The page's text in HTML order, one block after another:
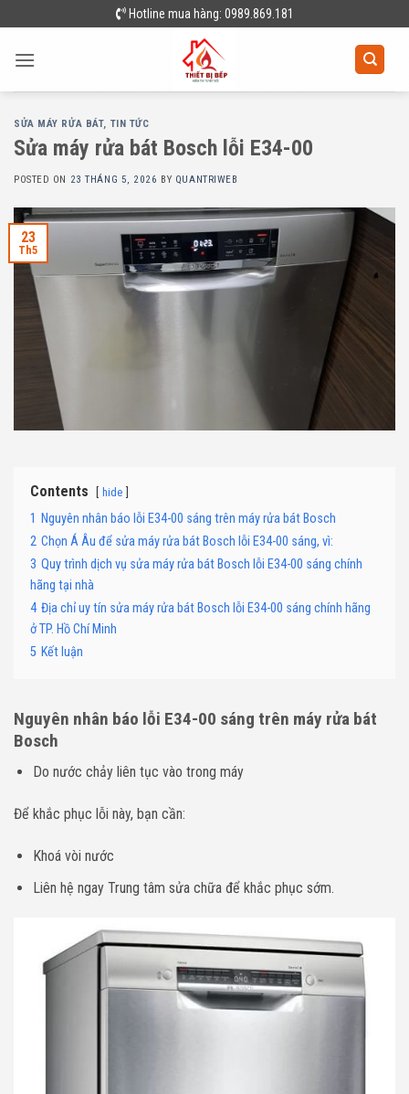
to
content
Hotline mua hàng: 0989.869.181
SỬA MÁY RỬA BÁT, TIN TỨC
Sửa máy rửa bát Bosch lỗi E34-00
POSTED ON 23 THÁNG 5, 2026 BY QUANTRIWEB
23
Th5
Contents hide
1 Nguyên nhân báo lỗi E34-00 sáng trên máy rửa bát Bosch
2 Chọn Á Âu để sửa máy rửa bát Bosch lỗi E34-00 sáng, vì:
3 Quy trình dịch vụ sửa máy rửa bát Bosch lỗi E34-00 sáng chính
hãng tại nhà
4 Địa chỉ uy tín sửa máy rửa bát Bosch lỗi E34-00 sáng chính hãng
ở TP. Hồ Chí Minh
5 Kết luận
Nguyên nhân báo lỗi E34-00 sáng trên máy rửa bát
Bosch
Do nước chảy liên tục vào trong máy
Để khắc phục lỗi này, bạn cần:
Khoá vòi nước
Liên hệ ngay Trung tâm sửa chữa để khắc phục sớm.